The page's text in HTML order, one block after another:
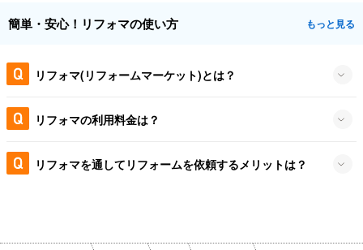
簡単・安心！リフォマの使い方 もっと見る
リフォマ(リフォームマーケット)とは？
リフォマの利用料金は？
リフォマを通してリフォームを依頼するメリットは？